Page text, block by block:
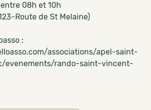
08h et 10h
Route de St Melaine)
:
associations/apel-saint-
evenements/rando-saint-vincent-